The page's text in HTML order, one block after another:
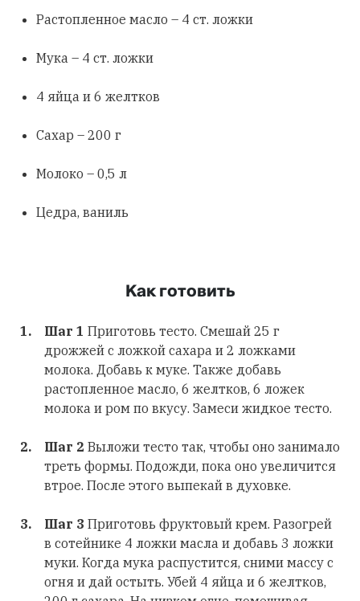
Растопленное масло – 4 ст. ложки
Мука – 4 ст. ложки
4 яйца и 6 желтков
Сахар – 200 г
Молоко – 0,5 л
Цедра, ваниль
Как готовить
Шаг 1 Приготовь тесто. Смешай 25 г
дрожжей с ложкой сахара и 2 ложками
молока. Добавь к муке. Также добавь
растопленное масло, 6 желтков, 6 ложек
молока и ром по вкусу. Замеси жидкое тесто.
Шаг 2 Выложи тесто так, чтобы оно занимало
треть формы. Подожди, пока оно увеличится
втрое. После этого выпекай в духовке.
Шаг 3 Приготовь фруктовый крем. Разогрей
в сотейнике 4 ложки масла и добавь 3 ложки
муки. Когда мука распустится, сними массу с
огня и дай остыть. Убей 4 яйца и 6 желтков,